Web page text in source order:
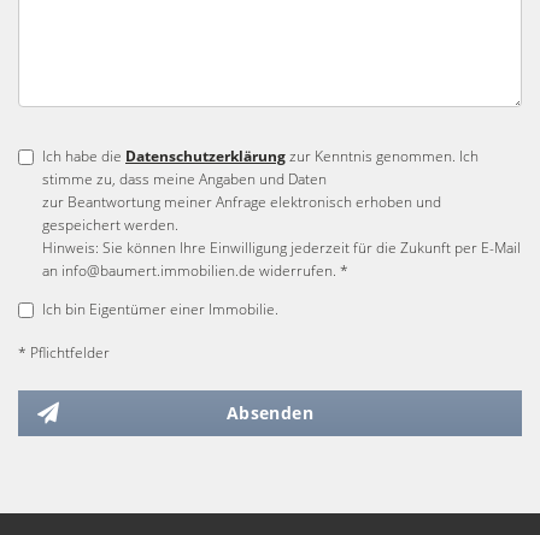
Ich habe die Datenschutzerklärungzur Kenntnis genommen. Ich
stimme zu, dass meine Angaben und Daten
zur Beantwortung meiner Anfrage elektronisch erhoben und
gespeichert werden.
Hinweis: Sie können Ihre Einwilligung jederzeit für die Zukunft per E-Mail
an info@baumert.immobilien.de widerrufen. *
Ich bin Eigentümer einer Immobilie.
* Pflichtfelder
Absenden